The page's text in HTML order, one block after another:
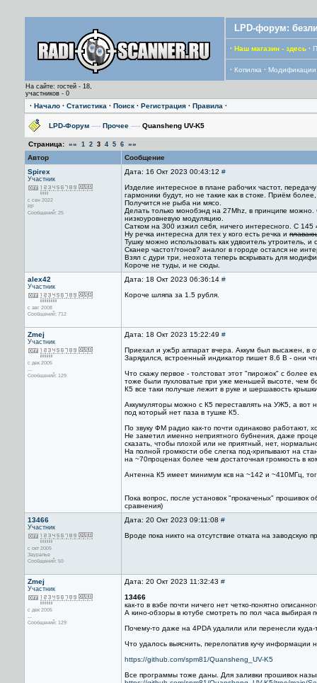
LPD-форум:
· Наш магазин - здесь ·
· Копилка · Модификации
На сайте: гостей - 18,
участников - 0
· Начало · Статистика · Поиск · Регистрация · Правила ·
LPD-Форум —› Прочее —› Quansheng UV-K5
Страница: «« 1 2 3 4 5 6 »»
Автор
Сообщение
Spirex
Участник
с сен 2022
RF
Сообщений: 25
Дата: 16 Окт 2023 00:43:12 #
Изделие интересное в плане рабочих частот,
гармоники будут, но не такие как в стоке. Приём
Получится не рыба ни мясо.
Делать только монобэнд на 27Mhz, в принципе можно.
низкоуровневую модуляцию.
Сатком на 300 изжил себя, ничего интересного. С 145
Ну речка интересна для тех у кого есть речка и
Тушку можно использовать как удвоитель утроитель,
Сканер частот/тонов? аналог в городе остался не
Взял с дури три, неохота теперь вскрывать для
Короче не туды, и не сюды.
alex42
Участник
с авг 2008
Сообщений: 712
Дата: 18 Окт 2023 06:36:14 #
Короче шляпа за 1.5 рубля.
Zmej
Участник
с дек 2005
...
Сообщений: 129
Дата: 18 Окт 2023 15:22:49 #
Приехал и уж5р аппарат вчера. Аккум был высажен, в
Зарядился, встроенный индикатор пишет 8.6 В - они
Что скажу первое - толстоват этот "пирожок" с более
тоже были пухловатые при уже меньшей высоте, чем
К5 все таки получше лежит в руке и шершавость
Аккумуляторы можно с К5 переставлять на УЖ5, а вот
под который нет паза в тушке К5.
По звуку ФМ радио как-то почти одинаково работают,
Не заметил именно неприятного бубнения, даже
сказать, чтобы плохой или не приятный, нет,
На полной громкости обе слегка под-хрипывают на
на ~70проценах более чем достаточная громкость в
Антенна К5 имеет минимум ксв на ~142 и ~410МГц,
Пока вопрос, после установок "прокаченых" прошивок
сравнения)
13466
Участник
с окт 2005
Зауралье
Сообщений: 50
Дата: 20 Окт 2023 09:11:08 #
Вроде пока никто на отсутствие отката на заводскую
Zmej
Участник
с дек 2005
...
Сообщений: 129
Дата: 20 Окт 2023 11:32:43 #
13466
как-то в вэбе почти ничего нет четко-понятно
А кино-обзоры в ютубе смотреть по пол часа
Почему-то даже на 4PDA удалили или перенесли
Что удалось выяснить, перелопатив кучу информации
https://github.com/spm81/Quansheng_UV-K5
Все программы тоже даны. Для заливки прошивок